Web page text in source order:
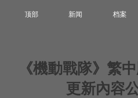
顶部 新闻 档案
《機動戰隊》繁
更新內容